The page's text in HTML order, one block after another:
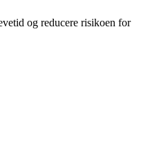
og reducere risikoen for